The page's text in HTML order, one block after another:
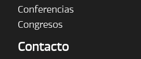
Conferencias
Congresos
Contacto